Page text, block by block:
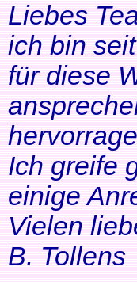
Liebes
ich bin
für diese
Ich greife
einige
Vielen
B. Tollens